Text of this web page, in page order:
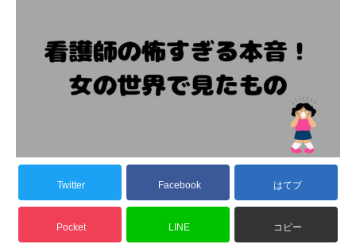
Twitter Facebook はてブ
Pocket LINE コピー